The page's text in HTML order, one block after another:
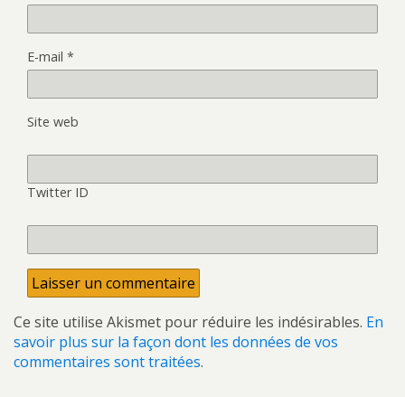
E-mail *
Site web
Twitter ID
Ce site utilise Akismet pour réduire les indésirables. En
savoir plus sur la façon dont les données de vos
commentaires sont traitées.